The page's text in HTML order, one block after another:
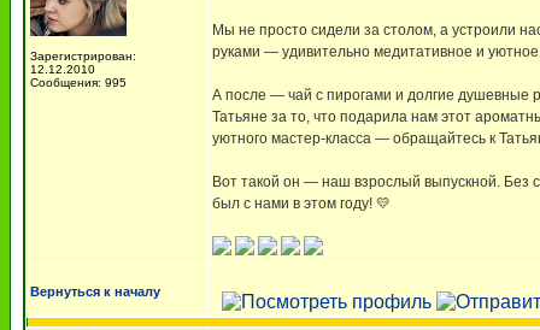
Зарегистрирован:
12.12.2010
Сообщения: 995
Мы не просто сидели за столом, а устроили
руками — удивительно медитативное и
А после — чай с пирогами и долгие душевные
Татьяне за то, что подарила нам этот
уютного мастер-класса — обращайтесь к
Вот такой он — наш взрослый выпускной. Без
был с нами в этом году! 💛
Вернуться к началу